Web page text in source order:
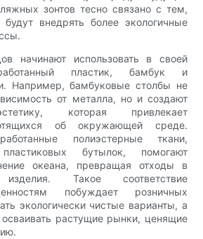
зонтов тесно связано с тем,
будут внедрять более экологичные
начинают использовать в своей
пластик, бамбук и
Например, бамбуковые столбы не
от металла, но и создают
которая привлекает
об окружающей среде.
полиэстерные ткани,
бутылок, помогают
океана, превращая отходы в
изделия. Такое соответствие
побуждает розничных
экологически чистые варианты, а
растущие рынки, ценящие